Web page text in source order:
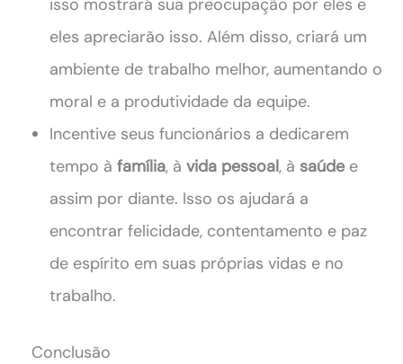
eles apreciarão isso. Além disso, criará um
ambiente de trabalho melhor, aumentando o
moral e a produtividade da equipe.
Incentive seus funcionários a dedicarem
tempo à família, à vida pessoal, à saúde e
assim por diante. Isso os ajudará a
encontrar felicidade, contentamento e paz
de espírito em suas próprias vidas e no
trabalho.
Conclusão